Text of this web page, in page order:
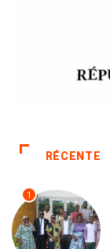
RÉCENTE
1